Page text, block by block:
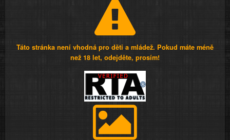
Táto stránka není vhodná pro děti a mládež. Pokud máte méně
než 18 let, odejděte, prosím!